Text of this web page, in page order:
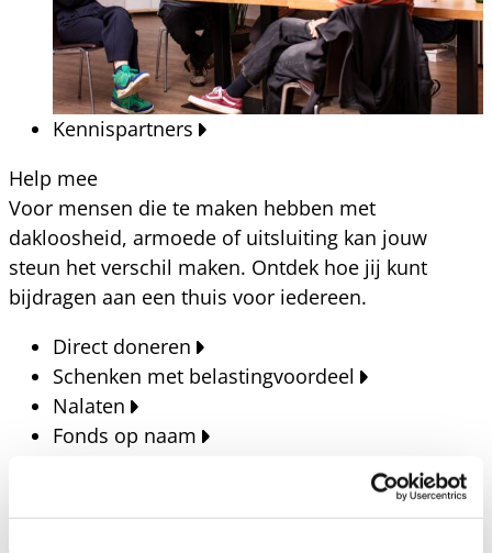
Kennispartners
Help mee
Voor mensen die te maken hebben met
dakloosheid, armoede of uitsluiting kan jouw
steun het verschil maken. Ontdek hoe jij kunt
bijdragen aan een thuis voor iedereen.
Direct doneren
Schenken met belastingvoordeel
Nalaten
Fonds op naam